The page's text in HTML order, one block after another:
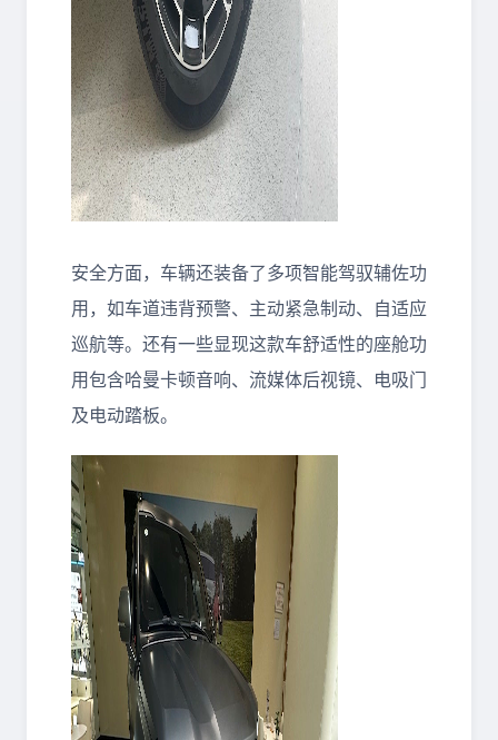
安全方面，车辆还装备了多项智能驾驭辅佐功
用，如车道违背预警、主动紧急制动、自适应
巡航等。还有一些显现这款车舒适性的座舱功
用包含哈曼卡顿音响、流媒体后视镜、电吸门
及电动踏板。